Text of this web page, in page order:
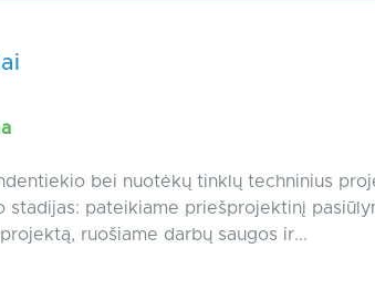
bei nuotėkų tinklų techninius
stadijas: pateikiame priešprojektinį
ruošiame darbų saugos ir...